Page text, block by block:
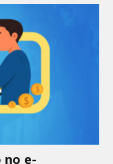
no e-